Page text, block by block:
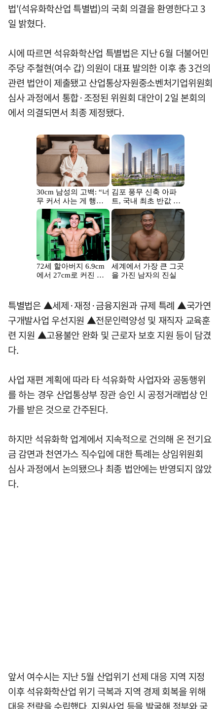
법'(석유화학산업 특별법)의 국회 의결을 환영한다고 3
일 밝혔다.
시에 따르면 석유화학산업 특별법은 지난 6월 더불어민
주당 주철현(여수 갑) 의원이 대표 발의한 이후 총 3건의
관련 법안이 제출됐고 산업통상자원중소벤처기업위원회
심사 과정에서 통합·조정된 위원회 대안이 2일 본회의
에서 의결되면서 최종 제정됐다.
특별법은 ▲세제·재정·금융지원과 규제 특례 ▲국가연
구개발사업 우선지원 ▲전문인력양성 및 재직자 교육훈
련 지원 ▲고용불안 완화 및 근로자 보호 지원 등이 담겼
다.
사업 재편 계획에 따라 타 석유화학 사업자와 공동행위
를 하는 경우 산업통상부 장관 승인 시 공정거래법상 인
가를 받은 것으로 간주된다.
하지만 석유화학 업계에서 지속적으로 건의해 온 전기요
금 감면과 천연가스 직수입에 대한 특례는 상임위원회
심사 과정에서 논의됐으나 최종 법안에는 반영되지 않았
다.
앞서 여수시는 지난 5월 산업위기 선제 대응 지역 지정
이후 석유화학산업 위기 극복과 지역 경제 회복을 위해
대응 전략을 수립했다. 지원사업 등을 발굴해 정부와 국